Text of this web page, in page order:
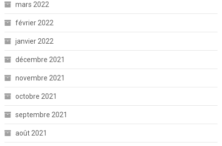
mars 2022
février 2022
janvier 2022
décembre 2021
novembre 2021
octobre 2021
septembre 2021
août 2021